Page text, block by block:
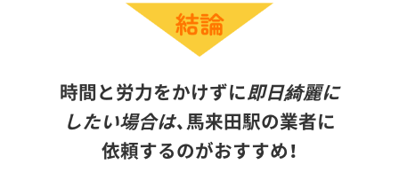
時間と労力をかけずに即日綺麗に
したい場合は、馬来田駅の業者に
依頼するのがおすすめ！